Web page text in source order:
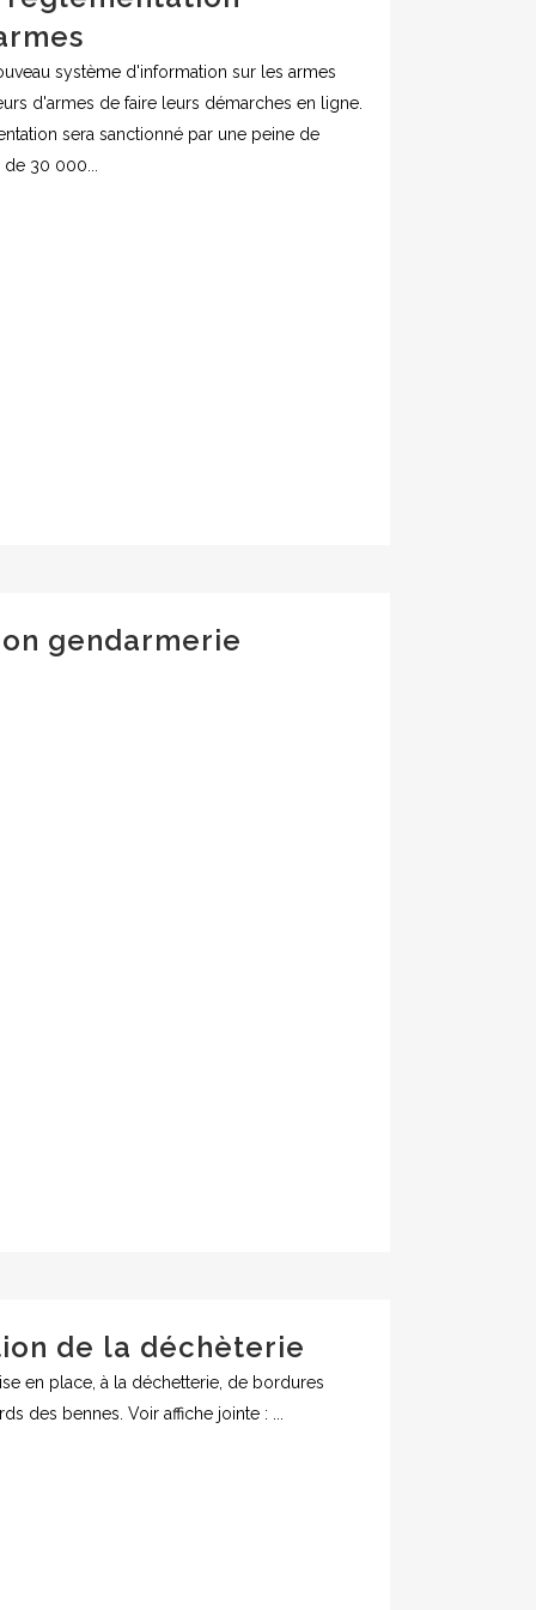
système d'information sur les armes
d'armes de faire leurs démarches en ligne.
sera sanctionné par une peine de
30 000...
gendarmerie
de la déchèterie
en place, à la déchetterie, de bordures
des bennes. Voir affiche jointe : ...